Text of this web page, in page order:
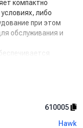
компактно
либо
при этом
обслуживания и
аппарата.
качества, а также
довольно
работы
610005
Hawk